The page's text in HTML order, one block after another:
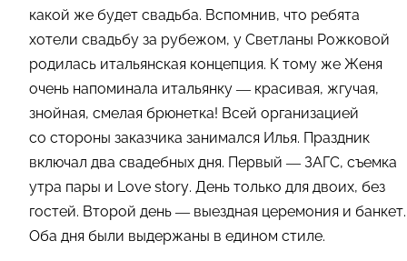
какой же будет свадьба. Вспомнив, что ребята
хотели свадьбу за рубежом, у Светланы Рожковой
родилась итальянская концепция. К тому же Женя
очень напоминала итальянку — красивая, жгучая,
знойная, смелая брюнетка! Всей организацией
со стороны заказчика занимался Илья. Праздник
включал два свадебных дня. Первый — ЗАГС, съемка
утра пары и Love story. День только для двоих, без
гостей. Второй день — выездная церемония и банкет.
Оба дня были выдержаны в едином стиле.